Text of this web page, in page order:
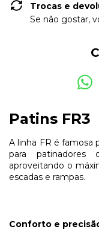
Trocas e
Se não gostar,
Patins FR3
A linha FR é famosa
para patinadores
aproveitando o
escadas e rampas.
Conforto e